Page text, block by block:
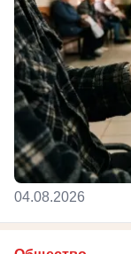
04.08.2026